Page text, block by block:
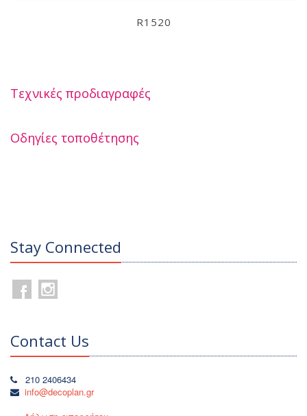
R1520
Τεχνικές προδιαγραφές
Οδηγίες τοποθέτησης
Stay Connected
Contact Us
210 2406434
info@decoplan.gr